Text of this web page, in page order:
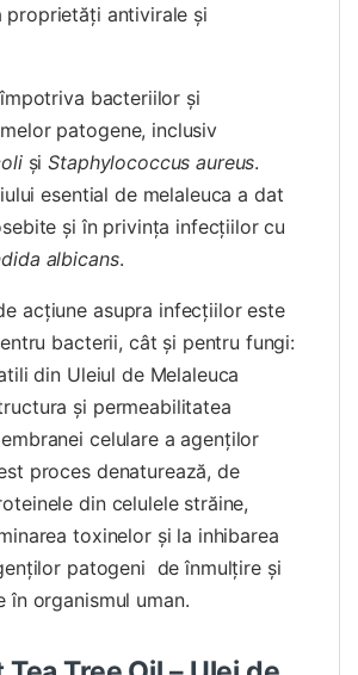
proprietăți antivirale și
bacteriilor și
patogene, inclusiv
șiStaphylococcus aureus.
esential de melaleuca a dat
și în privința infecțiilor cu
albicans.
acțiune asupra infecțiilor este
bacterii, cât și pentru fungi:
din Uleiul de Melaleuca
și permeabilitatea
celulare a agenților
proces denaturează, de
din celulele străine,
toxinelor și la inhibarea
patogeni de înmulțire și
în organismul uman.